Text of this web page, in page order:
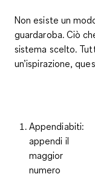
Non esiste un
guardaroba. Ciò
sistema scelto.
un’ispirazione,
Appendiabiti:
appendi il
maggior
numero